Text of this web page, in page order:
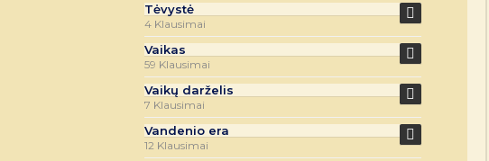
Tėvystė
4 Klausimai
Vaikas
59 Klausimai
Vaikų darželis
7 Klausimai
Vandenio era
12 Klausimai